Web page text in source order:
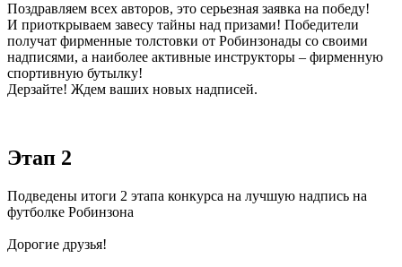
Поздравляем всех авторов, это серьезная заявка на победу!
И приоткрываем завесу тайны над призами! Победители
получат фирменные толстовки от Робинзонады со своими
надписями, а наиболее активные инструкторы – фирменную
спортивную бутылку!
Дерзайте! Ждем ваших новых надписей.
Этап 2
Подведены итоги 2 этапа конкурса на лучшую надпись на
футболке Робинзона
Дорогие друзья!